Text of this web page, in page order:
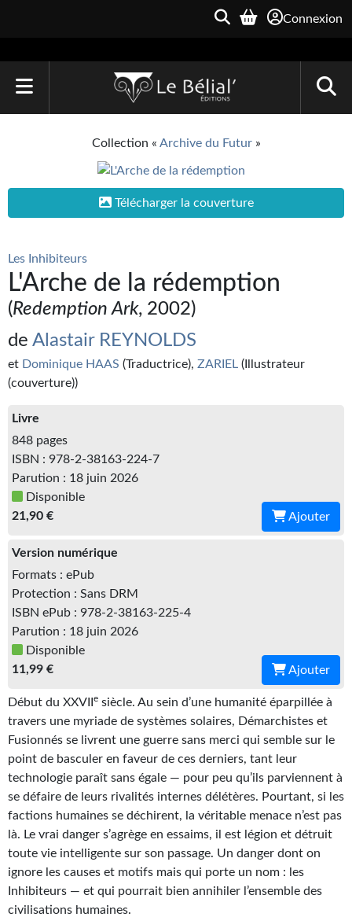
Connexion
Archive du Futur
Parallaxe
Quarante-Deux
Kvasar
Étoiles vives
Yellow Submarine
Romans et recueils
Une Heure-Lumière
Nouvelles
Bifrost
Livres audio
Gratuit
Sans DRM
BIFROST
Tous les numéros
En numérique
S'abonner
Collection « Archive du Futur»
Télécharger la couverture
Les Inhibiteurs
L'Arche de la rédemption
(Redemption Ark, 2002)
de Alastair REYNOLDS
et Dominique HAAS (Traductrice), ZARIEL (Illustrateur
(couverture))
Livre
848 pages
ISBN : 978-2-38163-224-7
Parution : 18 juin 2026
Disponible
21,90 €
Ajouter
Version numérique
Formats : ePub
Protection : Sans DRM
ISBN ePub : 978-2-38163-225-4
Parution : 18 juin 2026
Disponible
11,99 €
Ajouter
Début du XXVII e siècle. Au sein d’une humanité éparpillée à
travers une myriade de systèmes solaires, Démarchistes et
Fusionnés se livrent une guerre sans merci qui semble sur le
point de basculer en faveur de ces derniers, tant leur
technologie paraît sans égale — pour peu qu’ils parviennent à
se défaire de leurs rivalités internes délétères. Pourtant, si les
factions humaines se déchirent, la véritable menace n’est pas
là. Le vrai danger s’agrège en essaims, il est légion et détruit
toute vie intelligente sur son passage. Un danger dont on
ignore les causes et motifs mais qui porte un nom : les
Inhibiteurs — et qui pourrait bien annihiler l’ensemble des
civilisations humaines.